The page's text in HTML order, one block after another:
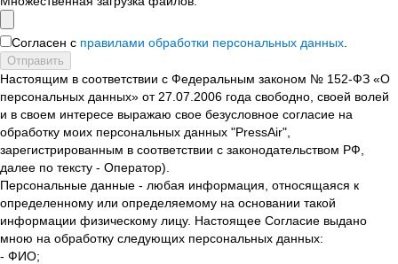
Согласен с правилами обработки персональных данных
Отправить
Настоящим в соответствии с Федеральным законом № 152-ФЗ «О
персональных данных» от 27.07.2006 года свободно, своей волей
и в своем интересе выражаю свое безусловное согласие на
обработку моих персональных данных "PressAir",
зарегистрированным в соответствии с законодательством РФ,
далее по тексту - Оператор).
Персональные данные - любая информация, относящаяся к
определенному или определяемому на основании такой
информации физическому лицу. Настоящее Согласие выдано
мною на обработку следующих персональных данных:
- ФИО;